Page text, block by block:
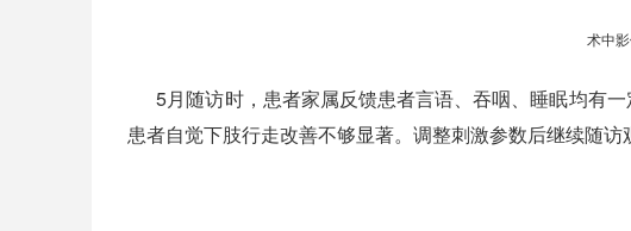
术中
5月随访时，患者家属反馈患者言语、吞咽、睡眠均有一
患者自觉下肢行走改善不够显著。调整刺激参数后继续随访